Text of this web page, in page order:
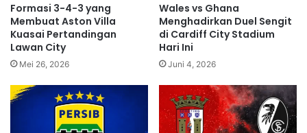
Formasi 3-4-3 yang
Membuat Aston Villa
Kuasai Pertandingan
Lawan City
Mei 26, 2026
Wales vs Ghana
Menghadirkan Duel Sengit
di Cardiff City Stadium
Hari Ini
Juni 4, 2026